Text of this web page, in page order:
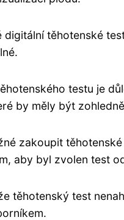
digitální těhotenské
testu je
by měly být
zakoupit
aby byl zvolen test
těhotenský test